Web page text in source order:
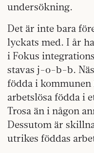
undersökning.
Det är inte bara
lyckats med. I år
i Fokus
stavas j-o-b-b.
födda i
arbetslösa födda i
Trosa än i någon
Dessutom är
utrikes föddas